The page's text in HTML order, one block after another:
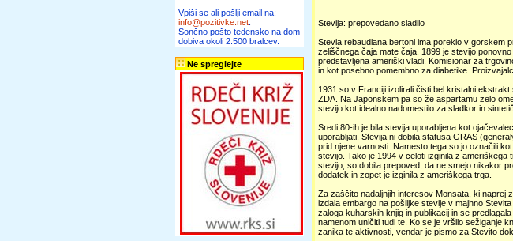
Vpiši se ali pošlji email na:
info@pozitivke.net
Sončno pošto tedensko na dom
dobiva okoli 2.500 bralcev.
Ne spreglejte
Stevija: prepovedano sladilo
Stevia rebaudiana bertoni ima poreklo v gorskem
zeliščnega čaja mate čaja. 1899 je stevijo
predstavljena ameriški vladi. Komisionar za
in kot posebno pomembno za diabetike.
1931 so v Franciji izolirali čisti bel kristalni
ZDA. Na Japonskem pa so že aspartamu zelo
stevijo kot idealno nadomestilo za sladkor in
Sredi 80-ih je bila stevija uporabljena kot
uporabljati. Stevija ni dobila statusa GRAS
prid njene varnosti. Namesto tega so jo označili
stevijo. Tako je 1994 v celoti izginila z
stevijo, so dobila prepoved, da ne smejo nikakor
dodatek in zopet je izginila z ameriškega trga.
Za zaščito nadaljnjih interesov Monsata, ki naprej
izdala embargo na pošiljke stevije v majhno
zaloga kuharskih knjig in publikacij in se
namenom uničiti tudi te. Ko se je vršilo sežiganje
zanika te aktivnosti, vendar je pismo za Stevito